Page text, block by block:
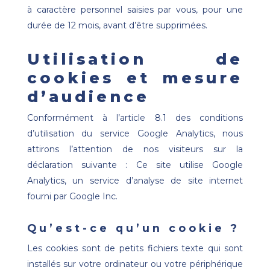
à caractère personnel saisies par vous, pour une
durée de 12 mois, avant d’être supprimées.
Utilisation de
cookies et mesure
d’audience
Conformément à l’article 8.1 des conditions
d’utilisation du service Google Analytics, nous
attirons l’attention de nos visiteurs sur la
déclaration suivante : Ce site utilise Google
Analytics, un service d’analyse de site internet
fourni par Google Inc.
Qu’est-ce qu’un cookie ?
Les cookies sont de petits fichiers texte qui sont
installés sur votre ordinateur ou votre périphérique